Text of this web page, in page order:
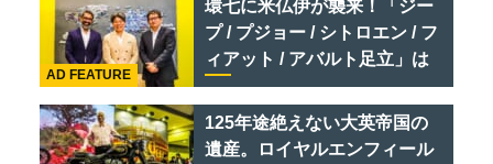
ポーツ
環七に米仏伊が襲来！「ジー
プ / プジョー / シトロエン / フ
ィアット / アバルト足立」は
クルマのセレクトショップで
ある
AD FEATURE
125年途絶えない大英帝国の
遺産。ロイヤルエンフィール